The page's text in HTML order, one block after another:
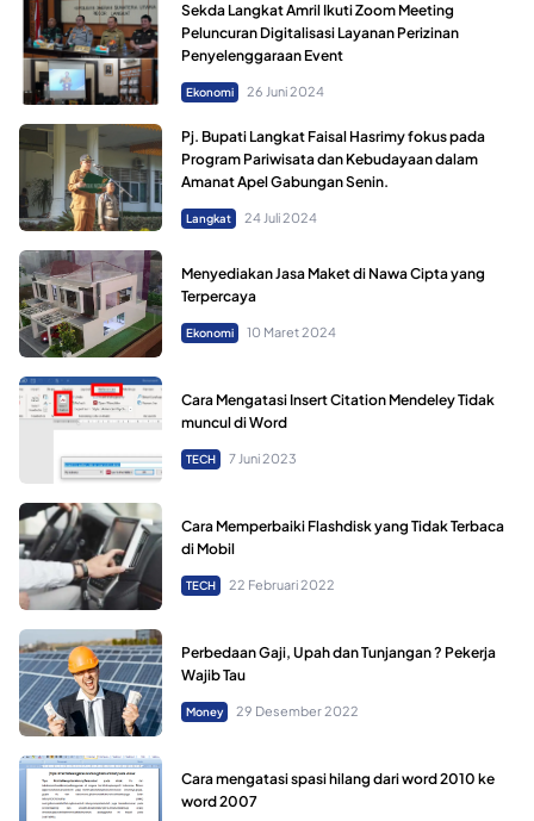
Sekda Langkat Amril Ikuti Zoom Meeting
Peluncuran Digitalisasi Layanan Perizinan
Penyelenggaraan Event
Ekonomi 26 Juni 2024
Pj. Bupati Langkat Faisal Hasrimy fokus pada
Program Pariwisata dan Kebudayaan dalam
Amanat Apel Gabungan Senin.
Langkat 24 Juli 2024
Menyediakan Jasa Maket di Nawa Cipta yang
Terpercaya
Ekonomi 10 Maret 2024
Cara Mengatasi Insert Citation Mendeley Tidak
muncul di Word
TECH 7 Juni 2023
Cara Memperbaiki Flashdisk yang Tidak Terbaca
di Mobil
TECH 22 Februari 2022
Perbedaan Gaji, Upah dan Tunjangan ? Pekerja
Wajib Tau
Money 29 Desember 2022
Cara mengatasi spasi hilang dari word 2010 ke
word 2007